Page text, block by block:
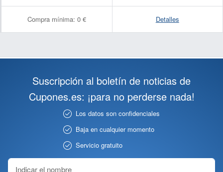
Compra mínima: 0 € Detalles
Suscripción al boletín de noticias de
Cupones.es: ¡para no perderse nada!
Los datos son confidenciales
Baja en cualquier momento
Servicio gratuito